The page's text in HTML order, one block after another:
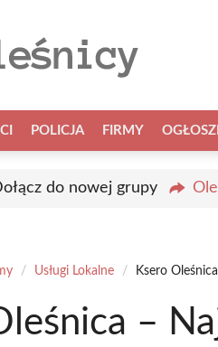
POLICJA FIRMY
do nowej grupy
/ Usługi Lokalne / Ksero
–